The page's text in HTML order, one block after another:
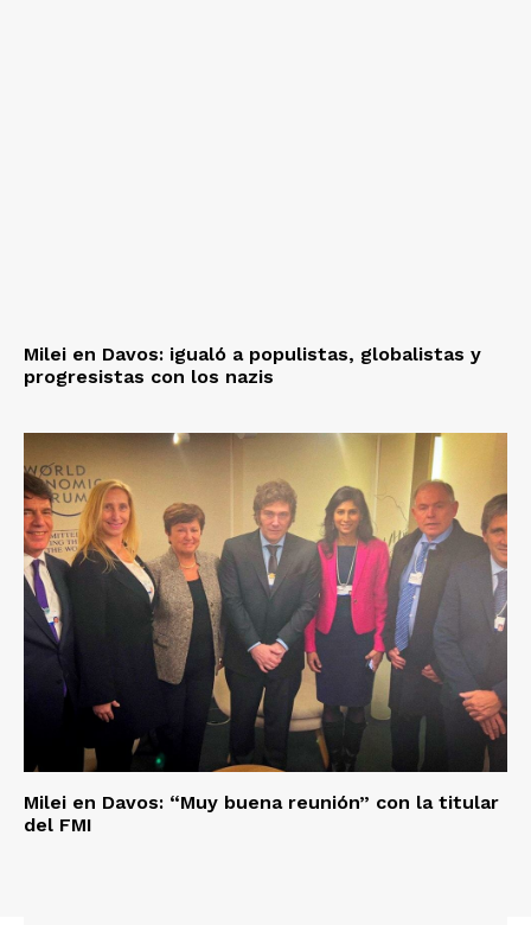
Milei en Davos: igualó a populistas, globalistas y
progresistas con los nazis
Milei en Davos: “Muy buena reunión” con la titular
del FMI